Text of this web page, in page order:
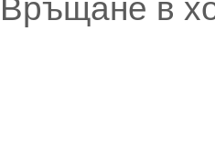
Връщане в